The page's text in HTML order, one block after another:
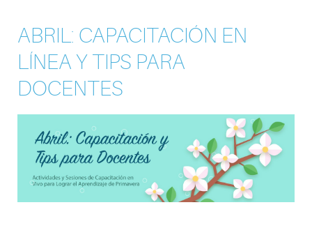
ABRIL: CAPACITACIÓN EN
LÍNEA Y TIPS PARA
DOCENTES